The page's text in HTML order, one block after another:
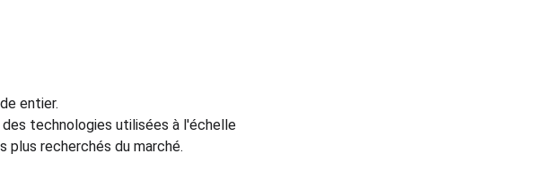
entier.
technologies utilisées à l'échelle
plus recherchés du marché.